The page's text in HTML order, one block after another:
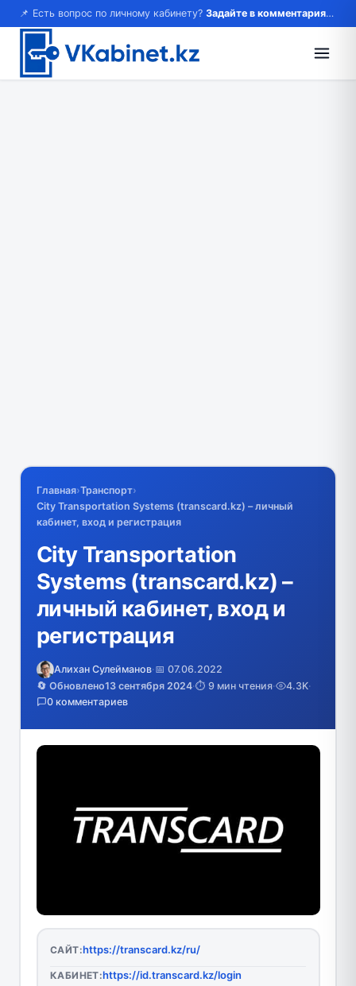
📌 Есть вопрос по личному кабинету? Задайте в комментариях — ответим!
Главная›Транспорт›
City Transportation Systems (transcard.kz) – личный
кабинет, вход и регистрация
City Transportation
Systems (transcard.kz) –
личный кабинет, вход и
регистрация
Алихан Сулейманов·📅 07.06.2022
🔄 Обновлено13 сентября 2024·⏱️ 9 мин чтения· 4.3K·
0 комментариев
САЙТ:https://transcard.kz/ru/
КАБИНЕТ:https://id.transcard.kz/login